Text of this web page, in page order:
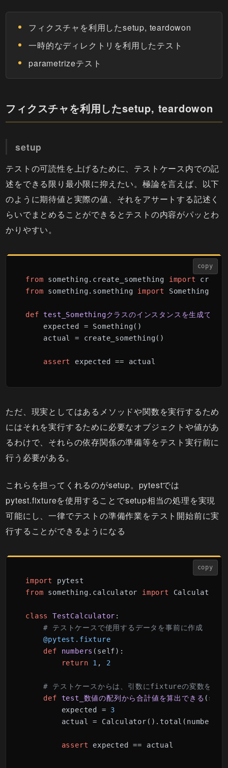
フィクスチャを利用したsetup, teardowon
一時的なディレクトリを利用したテスト
parametrizeテスト
フィクスチャを利用したsetup, teardowon
setup
テストの可読性を上げるために、テストケース内での記
述をできる限り最小限に抑えたい。極論を言えば、以下
のように期待値と実際の値、それをアサートする記述く
らいでまとめることができるとテストの内容がパッとわ
かりやすい。
copy
from something.create_something import
from something.something import Something
def test_Somethingクラスのインスタンスを生成できる
    expected = Something()
    actual = create_something()
assert expected == actual
ただ、現実としてはあるメソッドや関数を実行するため
にはそれを実行するために必要なオブジェクトや値があ
るわけで、それらの依存関係の準備等をテスト実行前に
行う必要がある。
これらを担ってくれるのがsetup。pytestでは
pytest.fixtureを使用することでsetup相当の処理を実現
可能にし、一律でテストの準備作業をテスト開始前に実
行することができるようになる
copy
import
from something.calculator import Calculator
class TestCalculator :
# テストケースで使用するデータを事前に作成
    @pytest.fixture
def
numbers ( self):
return
1 , 2
# テストケースからは、引数にfixtureの変数を指定
def
test_数値の配列から合計値を算出できる (
        expected =
3
        actual = Calculator().total(numbers)
assert expected == actual